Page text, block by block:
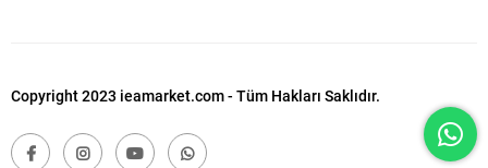
Copyright 2023 ieamarket.com - Tüm Hakları Saklıdır.